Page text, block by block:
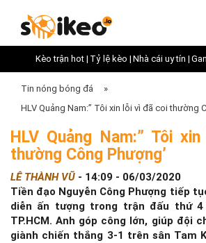
Kèo trận hot | Tỷ lệ kèo | Nhà cái uy tín |
Tin nóng bóng đá
»
HLV Quảng Nam:” Tôi xin lỗi vì đã coi thường
HLV Quảng Nam:” Tôi
thường Công Phượng’
LÊ THÀNH VŨ - 14:09 - 06/03/2020
Tiền đạo Nguyễn Công Phượng tiếp
diễn ấn tượng trong trận đấu thứ 4
TP.HCM. Anh góp công lớn, giúp đội
giành chiến thắng 3-1 trên sân Tam